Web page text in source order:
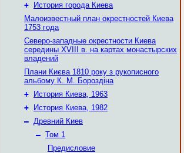
+
История города Киева
Малоизвестный план окрестностей Киева
1753 года
Северо-западные окрестности Киева
середины XVIII в. на картах монастырских
владений
Плани Києва 1810 року з рукописного
альбому К. М. Бороздіна
+
История Киева, 1963
+
История Киева, 1982
– Древний Киев
– Том 1
Предисловие